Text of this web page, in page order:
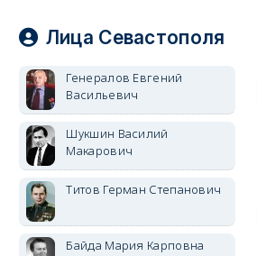
Лица Севастополя
Генералов Евгений
Васильевич
Шукшин Василий
Макарович
Титов Герман Степанович
Байда Мария Карповна